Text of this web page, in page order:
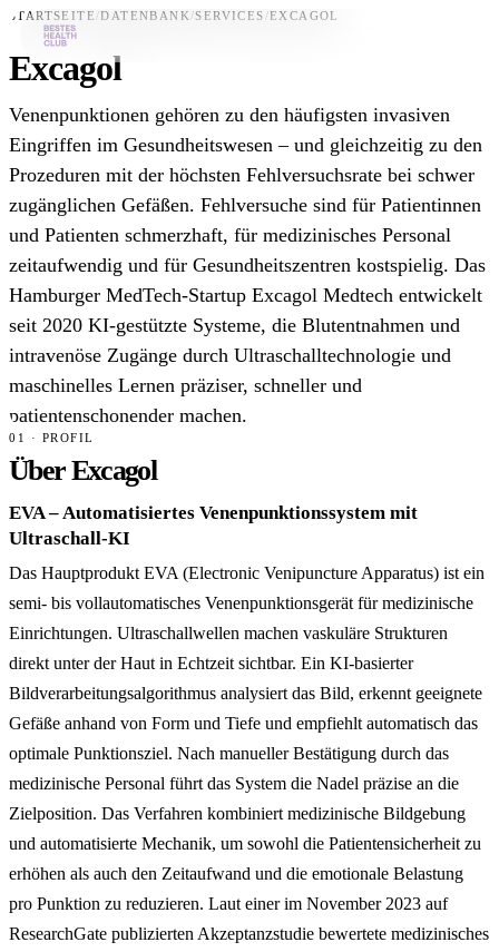
Datenbank
News
Für Unternehmen
Jetzt downloaden
STARTSEITE /DATENBANK /SERVICES /EXCAGOL
Excagol
Venenpunktionen gehören zu den häufigsten invasiven
Eingriffen im Gesundheitswesen – und gleichzeitig zu den
Prozeduren mit der höchsten Fehlversuchsrate bei schwer
zugänglichen Gefäßen. Fehlversuche sind für Patientinnen
und Patienten schmerzhaft, für medizinisches Personal
zeitaufwendig und für Gesundheitszentren kostspielig. Das
Hamburger MedTech-Startup Excagol Medtech entwickelt
seit 2020 KI-gestützte Systeme, die Blutentnahmen und
intravenöse Zugänge durch Ultraschalltechnologie und
maschinelles Lernen präziser, schneller und
patientenschonender machen.
01 · PROFIL
Über Excagol
EVA – Automatisiertes Venenpunktionssystem mit
Ultraschall-KI
Das Hauptprodukt EVA (Electronic Venipuncture Apparatus) ist ein
semi- bis vollautomatisches Venenpunktionsgerät für medizinische
Einrichtungen. Ultraschallwellen machen vaskuläre Strukturen
direkt unter der Haut in Echtzeit sichtbar. Ein KI-basierter
Bildverarbeitungsalgorithmus analysiert das Bild, erkennt geeignete
Gefäße anhand von Form und Tiefe und empfiehlt automatisch das
optimale Punktionsziel. Nach manueller Bestätigung durch das
medizinische Personal führt das System die Nadel präzise an die
Zielposition. Das Verfahren kombiniert medizinische Bildgebung
und automatisierte Mechanik, um sowohl die Patientensicherheit zu
erhöhen als auch den Zeitaufwand und die emotionale Belastung
pro Punktion zu reduzieren. Laut einer im November 2023 auf
ResearchGate publizierten Akzeptanzstudie bewertete medizinisches